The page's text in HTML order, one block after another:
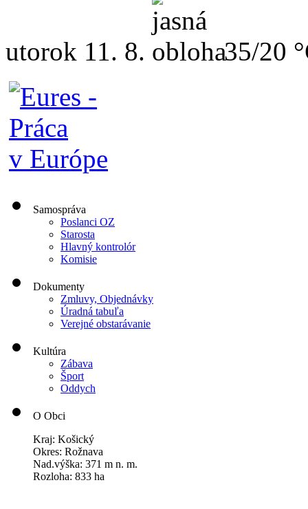
utorok 11. 8. 35/20
Samospráva
Poslanci OZ
Starosta
Hlavný kontrolór
Komisie
Dokumenty
Zmluvy, Objednávky
Úradná tabuľa
Verejné obstarávanie
Kultúra
Zábava
Šport
Oddych
O Obci
Kraj: Košický
Okres: Rožnava
Nad.výška: 371 m n. m.
Rozloha: 833 ha